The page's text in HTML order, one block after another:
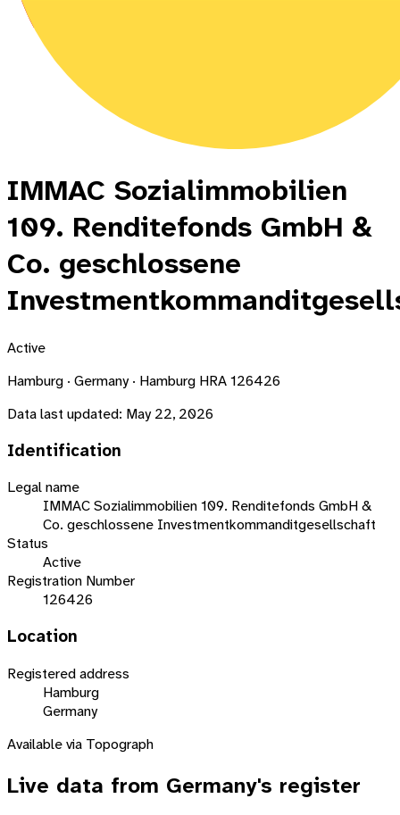
IMMAC Sozialimmobilien
109. Renditefonds GmbH &
Co. geschlossene
Active
Hamburg · Germany · Hamburg HRA 126426
Data last updated: May 22, 2026
Identification
Legal name
IMMAC Sozialimmobilien 109. Renditefonds GmbH &
Co. geschlossene Investmentkommanditgesellschaft
Status
Active
Registration Number
126426
Location
Registered address
Hamburg
Germany
Available via Topograph
Live data from Germany's register